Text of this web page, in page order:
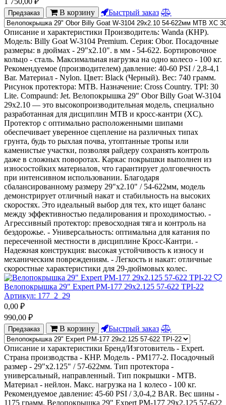
Предзаказ В корзину Быстрый заказ
Описание и характеристики Производитель: Wanda (КНР).
Модель: Billy Goat W-3104 Premium. Серия: Obor. Посадочные
размеры: в дюймах - 29"x2.10". в мм - 54-622. Бортировочное
кольцо - сталь. Максимальная нагрузка на одно колесо - 100 кг.
Рекомендуемое (производителем) давление: 40-60 PSI / 2,8-4,1
Bar. Материал - Nylon. Цвет: Black (Черный). Вес: 740 грамм.
Рисунок протектора: MTB. Назначение: Cross Country. TPI: 30
Lite. Compaund: Jet. Велопокрышка 29" Obor Billy Goat W-3104
29x2.10 — это высокопроизводительная модель, специально
разработанная для дисциплин MTB и кросс-кантри (XC).
Протектор с оптимально расположенными шипами
обеспечивает уверенное сцепление на различных типах
грунта, будь то рыхлая почва, утоптанные тропы или
каменистые участки, позволяя райдеру сохранять контроль
даже в сложных поворотах. Каркас покрышки выполнен из
износостойких материалов, что гарантирует долговечность
при интенсивном использовании. Благодаря
сбалансированному размеру 29"x2.10" / 54-622мм, модель
демонстрирует отличный накат и стабильность на высоких
скоростях. Это идеальный выбор для тех, кто ищет баланс
между эффективностью педалирования и проходимостью. -
Агрессивный протектор: превосходная тяга и контроль на
бездорожье. - Универсальность: оптимальна для катания по
пересеченной местности в дисциплине Кросс-Кантри. -
Надежная конструкция: высокая устойчивость к износу и
механическим повреждениям. - Легкость и накат: отличные
скоростные характеристики для 29-дюймовых колес.
Велопокрышка 29" Expert PM-177 29x2.125 57-622 TPI-22
Артикул: 177_2_29
0,00 ₽
990,00 ₽
Предзаказ В корзину Быстрый заказ
Описание и характеристики Бренд/Изготовитель - Expert.
Страна производства - КНР. Модель - РМ177-2. Посадочный
размер - 29"x2.125" / 57-622мм. Тип протектора -
универсальный, направленный. Тип покрышки - МТВ.
Материал - нейлон. Макс. нагрузка на 1 колесо - 100 кг.
Рекомендуемое давление: 45-60 PSI / 3,0-4,2 BAR. Вес шины -
1175 грамм. Велопокрышка 29" Expert PM-177 29x2.125 57-622